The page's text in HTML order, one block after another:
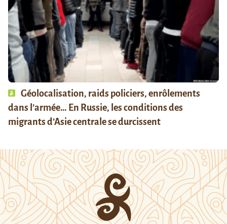
Géolocalisation, raids policiers, enrôlements
dans l’armée… En Russie, les conditions des
migrants d’Asie centrale se durcissent